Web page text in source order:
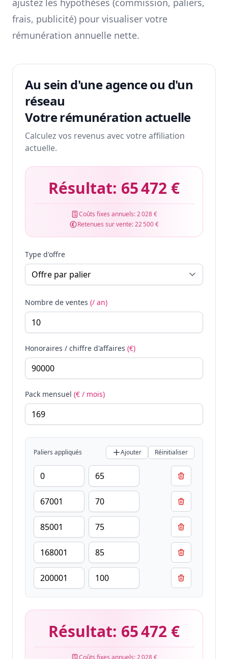
ajustez les hypothèses (commission, paliers,
frais, publicité) pour visualiser votre
rémunération annuelle nette.
Au sein d'une agence ou d'un
réseau
Votre rémunération actuelle
Calculez vos revenus avec votre affiliation
actuelle.
Résultat: 65 472 €
Coûts fixes annuels:2 028 €
Retenues sur vente:22 500 €
Type d'offre
Nombre de ventes (/ an)
Honoraires / chiffre d'affaires (€)
Pack mensuel (€ / mois)
Paliers appliqués Ajouter Réinitialiser
Résultat: 65 472 €